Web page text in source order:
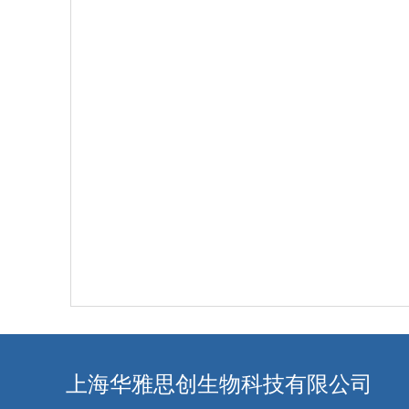
上海华雅思创生物科技有限公司